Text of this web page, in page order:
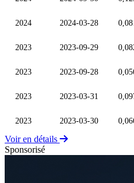
2024 2024-03-28
2023 2023-09-29
2023 2023-09-28
2023 2023-03-31
2023 2023-03-30
Voir en détails
Sponsorisé